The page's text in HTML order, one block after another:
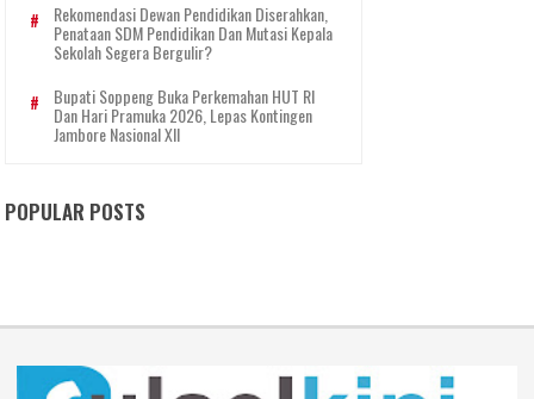
Rekomendasi Dewan Pendidikan Diserahkan,
Penataan SDM Pendidikan Dan Mutasi Kepala
Sekolah Segera Bergulir?
Bupati Soppeng Buka Perkemahan HUT RI
Dan Hari Pramuka 2026, Lepas Kontingen
Jambore Nasional XII
POPULAR POSTS